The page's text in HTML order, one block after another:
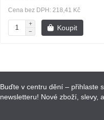
Cena bez DPH: 218,41 Kč
Koupit
Buďte v centru dění – přihlaste
newsletteru! Nové zboží, slevy,